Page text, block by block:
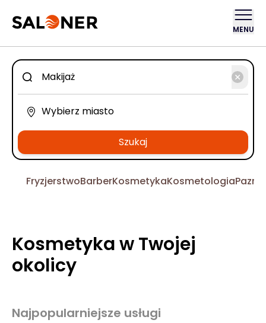
MENU
Szukaj
FryzjerstwoBarberKosmetykaKosmetologia
Kosmetyka w Twojej
okolicy
Najpopularniejsze usługi